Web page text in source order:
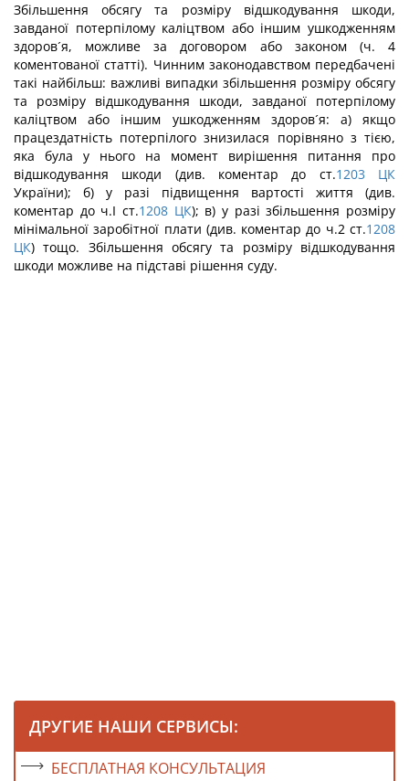
Збільшення обсягу та розміру відшкодування шкоди,
завданої потерпілому каліцтвом або іншим ушкодженням
здоров´я, можливе за договором або законом (ч. 4
коментованої статті). Чинним законодавством передбачені
такі найбільш: важливі випадки збільшення розміру обсягу
та розміру відшкодування шкоди, завданої потерпілому
каліцтвом або іншим ушкодженням здоров´я: а) якщо
працездатність потерпілого знизилася порівняно з тією,
яка була у нього на момент вирішення питання про
відшкодування шкоди (див. коментар до ст.1203 ЦК
України); б) у разі підвищення вартості життя (див.
коментар до ч.І ст.1208 ЦК); в) у разі збільшення розміру
мінімальної заробітної плати (див. коментар до ч.2 ст.1208
ЦК) тощо. Збільшення обсягу та розміру відшкодування
шкоди можливе на підставі рішення суду.
ДРУГИЕ НАШИ СЕРВИСЫ:
БЕСПЛАТНАЯ КОНСУЛЬТАЦИЯ